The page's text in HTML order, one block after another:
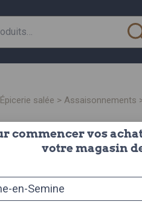
épicerie salée > assaisonnements
commencer vos
votre magasin